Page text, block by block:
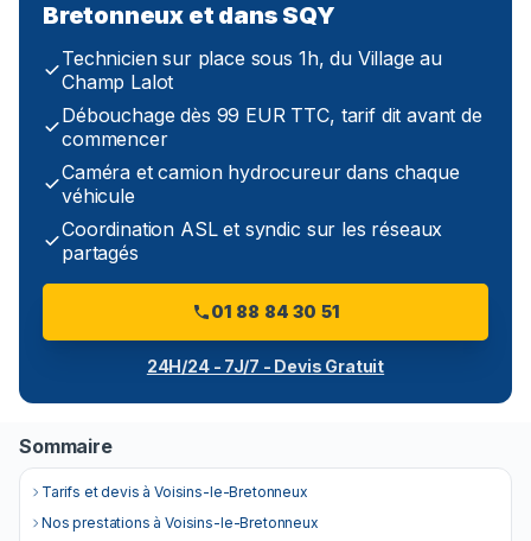
Bretonneux et dans SQY
Technicien sur place sous 1h, du Village au
Champ Lalot
Débouchage dès 99 EUR TTC, tarif dit avant de
commencer
Caméra et camion hydrocureur dans chaque
véhicule
Coordination ASL et syndic sur les réseaux
partagés
01 88 84 30 51
24H/24 - 7J/7 - Devis Gratuit
Sommaire
Tarifs et devis à Voisins-le-Bretonneux
Nos prestations à Voisins-le-Bretonneux